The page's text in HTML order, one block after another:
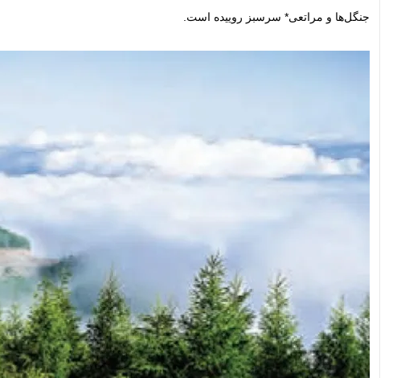
جنگل‌ها و مراتعی* سرسبز روییده است.